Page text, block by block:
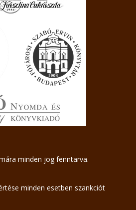
minden jog fenntarva.
minden esetben szankciót